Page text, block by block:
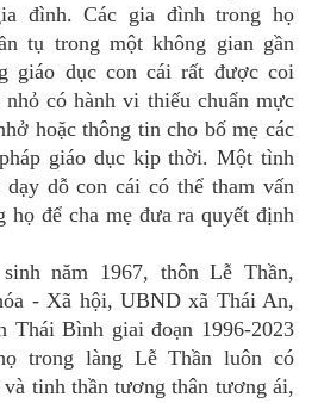
đình. Các gia đình trong họ
tụ trong một không gian gần
giáo dục con cái rất được coi
có hành vi thiếu chuẩn mực
hoặc thông tin cho bố mẹ các
giáo dục kịp thời. Một tình
dỗ con cái có thể tham vấn
họ để cha mẹ đưa ra quyết định
năm 1967, thôn Lễ Thần,
- Xã hội, UBND xã Thái An,
Thái Bình giai đoạn 1996-2023
trong làng Lễ Thần luôn có
tinh thần tương thân tương ái,